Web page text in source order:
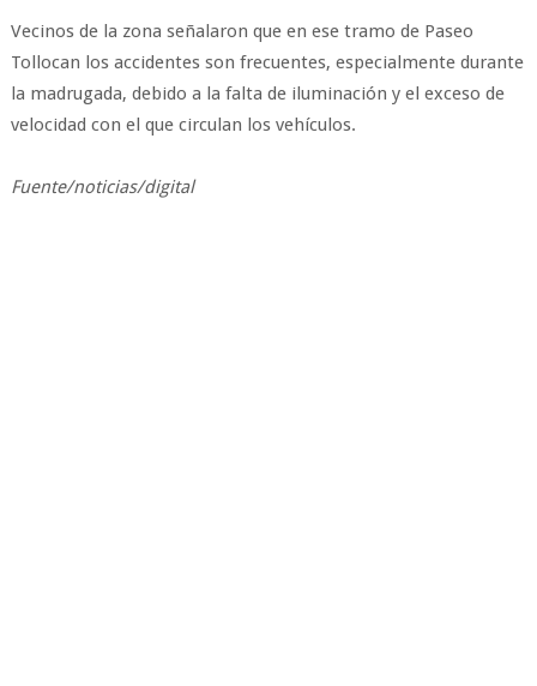
Vecinos de la zona señalaron que en ese tramo de Paseo
Tollocan los accidentes son frecuentes, especialmente durante
la madrugada, debido a la falta de iluminación y el exceso de
velocidad con el que circulan los vehículos.
Fuente/noticias/digital